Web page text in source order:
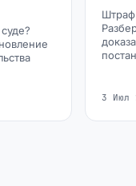
3 Июл